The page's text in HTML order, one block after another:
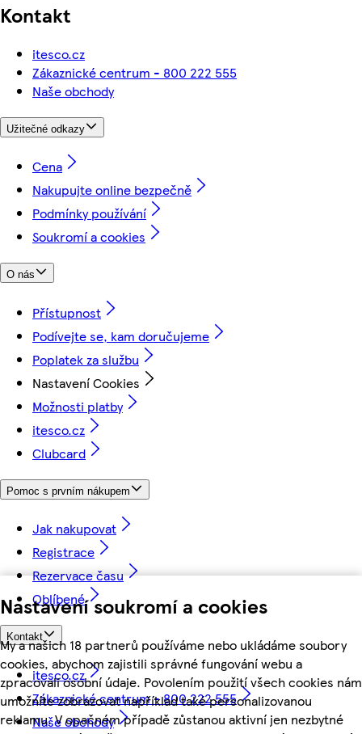
Nastavení soukromí a cookies
My a našich 18 partnerů používáme nebo ukládáme soubory
cookies, abychom zajistili správné fungování webu a
zpracovali osobní údaje. Povolením použití všech cookies nám
umožníte zobrazovat například také personalizovanou
reklamu. V opačném případě zůstanou aktivní jen nezbytné
Kontakt
itesco.cz
Zákaznické centrum - 800 222 555
Naše obchody
Užitečné odkazy
Cena
Nakupujte online bezpečně
Podmínky používání
Soukromí a cookies
O nás
Přístupnost
Podívejte se, kam doručujeme
Poplatek za službu
Nastavení Cookies
Možnosti platby
itesco.cz
Clubcard
Pomoc s prvním nákupem
Jak nakupovat
Registrace
Rezervace času
Oblíbené
Kontakt
itesco.cz
Zákaznické centrum - 800 222 555
Naše obchody